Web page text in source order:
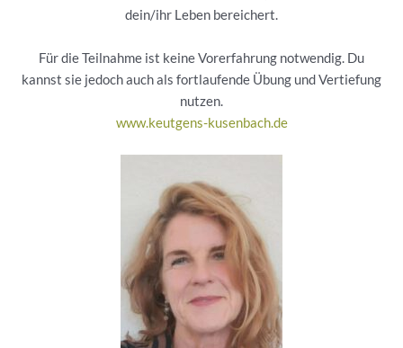
dein/ihr Leben bereichert.
Für die Teilnahme ist keine Vorerfahrung notwendig. Du
kannst sie jedoch auch als fortlaufende Übung und Vertiefung
nutzen.
www.keutgens-kusenbach.de